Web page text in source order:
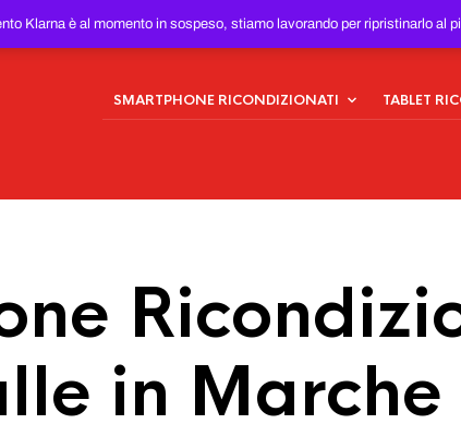
Klarna è al momento in sospeso, stiamo lavorando per ripristinarlo al
SMARTPHONE RICONDIZIONATI TABLET
in Marche